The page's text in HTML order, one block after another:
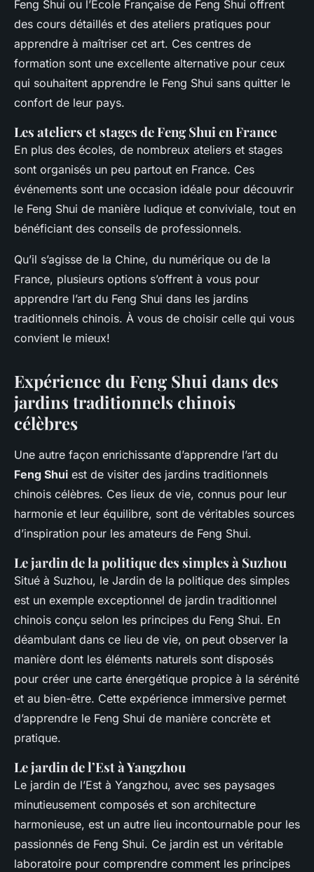
Feng Shui ou l’École Française de Feng Shui offrent
des cours détaillés et des ateliers pratiques pour
apprendre à maîtriser cet art. Ces centres de
formation sont une excellente alternative pour ceux
qui souhaitent apprendre le Feng Shui sans quitter le
confort de leur pays.
Les ateliers et stages de Feng Shui en France
En plus des écoles, de nombreux ateliers et stages
sont organisés un peu partout en France. Ces
événements sont une occasion idéale pour découvrir
le Feng Shui de manière ludique et conviviale, tout en
bénéficiant des conseils de professionnels.
Qu’il s’agisse de la Chine, du numérique ou de la
France, plusieurs options s’offrent à vous pour
apprendre l’art du Feng Shui dans les jardins
traditionnels chinois. À vous de choisir celle qui vous
convient le mieux!
Expérience du Feng Shui dans des
jardins traditionnels chinois
célèbres
Une autre façon enrichissante d’apprendre l’art du
Feng Shui est de visiter des jardins traditionnels
chinois célèbres. Ces lieux de vie, connus pour leur
harmonie et leur équilibre, sont de véritables sources
d’inspiration pour les amateurs de Feng Shui.
Le jardin de la politique des simples à Suzhou
Situé à Suzhou, le Jardin de la politique des simples
est un exemple exceptionnel de jardin traditionnel
chinois conçu selon les principes du Feng Shui. En
déambulant dans ce lieu de vie, on peut observer la
manière dont les éléments naturels sont disposés
pour créer une carte énergétique propice à la sérénité
et au bien-être. Cette expérience immersive permet
d’apprendre le Feng Shui de manière concrète et
pratique.
Le jardin de l’Est à Yangzhou
Le jardin de l’Est à Yangzhou, avec ses paysages
minutieusement composés et son architecture
harmonieuse, est un autre lieu incontournable pour les
passionnés de Feng Shui. Ce jardin est un véritable
laboratoire pour comprendre comment les principes